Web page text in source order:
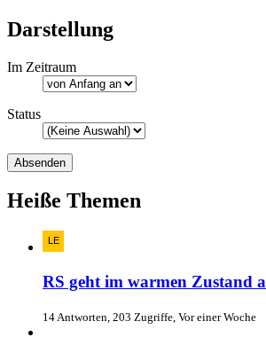
Darstellung
Im Zeitraum
Status
Heiße Themen
RS geht im warmen Zustand
14 Antworten, 203 Zugriffe, Vor einer Woche